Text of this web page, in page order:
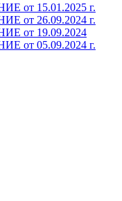
15.01.2025 г.
26.09.2024 г.
от 19.09.2024
05.09.2024 г.